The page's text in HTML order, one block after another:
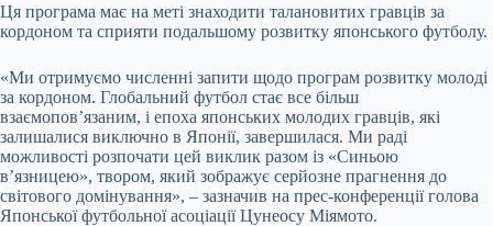
Ця програма має на меті знаходити талановитих гравців за
кордоном та сприяти подальшому розвитку японського футболу.
«Ми отримуємо численні запити щодо програм розвитку молоді
за кордоном. Глобальний футбол стає все більш
взаємопов’язаним, і епоха японських молодих гравців, які
залишалися виключно в Японії, завершилася. Ми раді
можливості розпочати цей виклик разом із «Синьою
в’язницею», твором, який зображує серйозне прагнення до
світового домінування», – зазначив на прес-конференції голова
Японської футбольної асоціації Цунеосу Міямото.